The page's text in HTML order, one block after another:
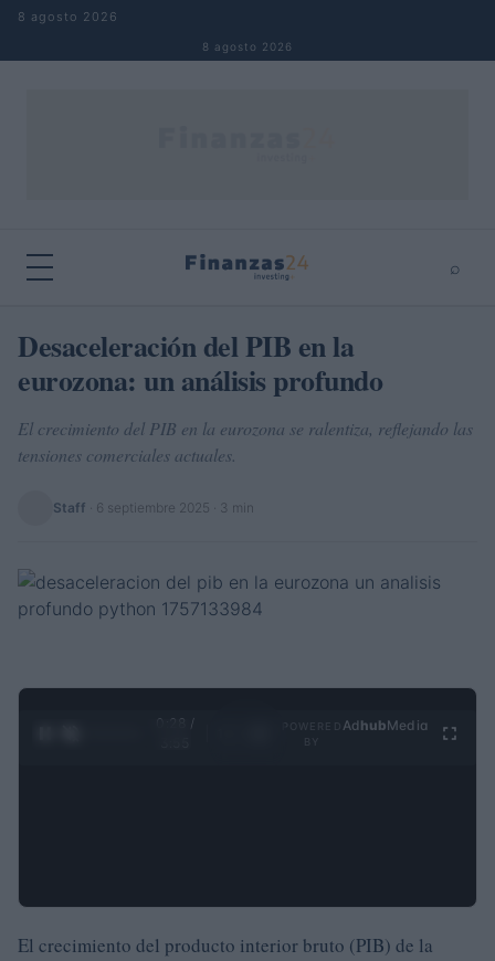
Saltar al contenido
8 agosto 2026
8 agosto 2026
⌕
Buscar
Desaceleración del PIB en la
eurozona: un análisis profundo
El crecimiento del PIB en la eurozona se ralentiza, reflejando las
tensiones comerciales actuales.
Staff 6 septiembre 2025 · 3 min
0:29 /
Ad hubMedia
El crecimiento del producto interior bruto (PIB) de la